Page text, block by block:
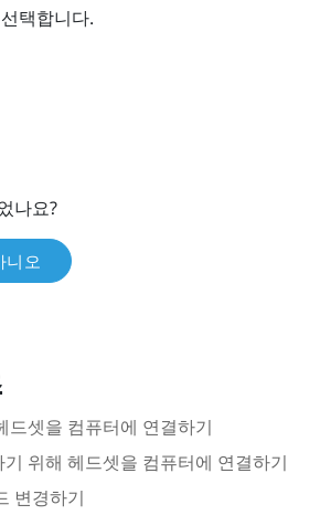
택합니다.
나요?
니오
드셋을 컴퓨터에 연결하기
위해 헤드셋을 컴퓨터에 연결하기
변경하기